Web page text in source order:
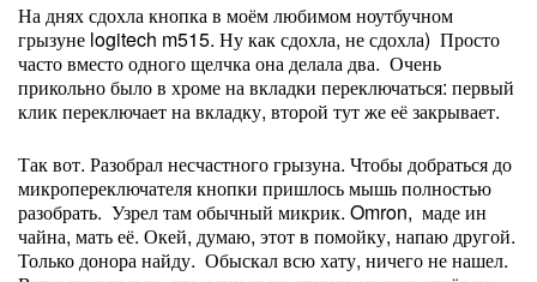
На днях сдохла кнопка в моём любимом ноутбучном
грызуне logitech m515. Ну как сдохла, не сдохла) Просто
часто вместо одного щелчка она делала два. Очень
прикольно было в хроме на вкладки переключаться: первый
клик переключает на вкладку, второй тут же её закрывает.
Так вот. Разобрал несчастного грызуна. Чтобы добраться до
микропереключателя кнопки пришлось мышь полностью
разобрать. Узрел там обычный микрик. Omron, маде ин
чайна, мать её. Окей, думаю, этот в помойку, напаю другой.
Только донора найду. Обыскал всю хату, ничего не нашел.